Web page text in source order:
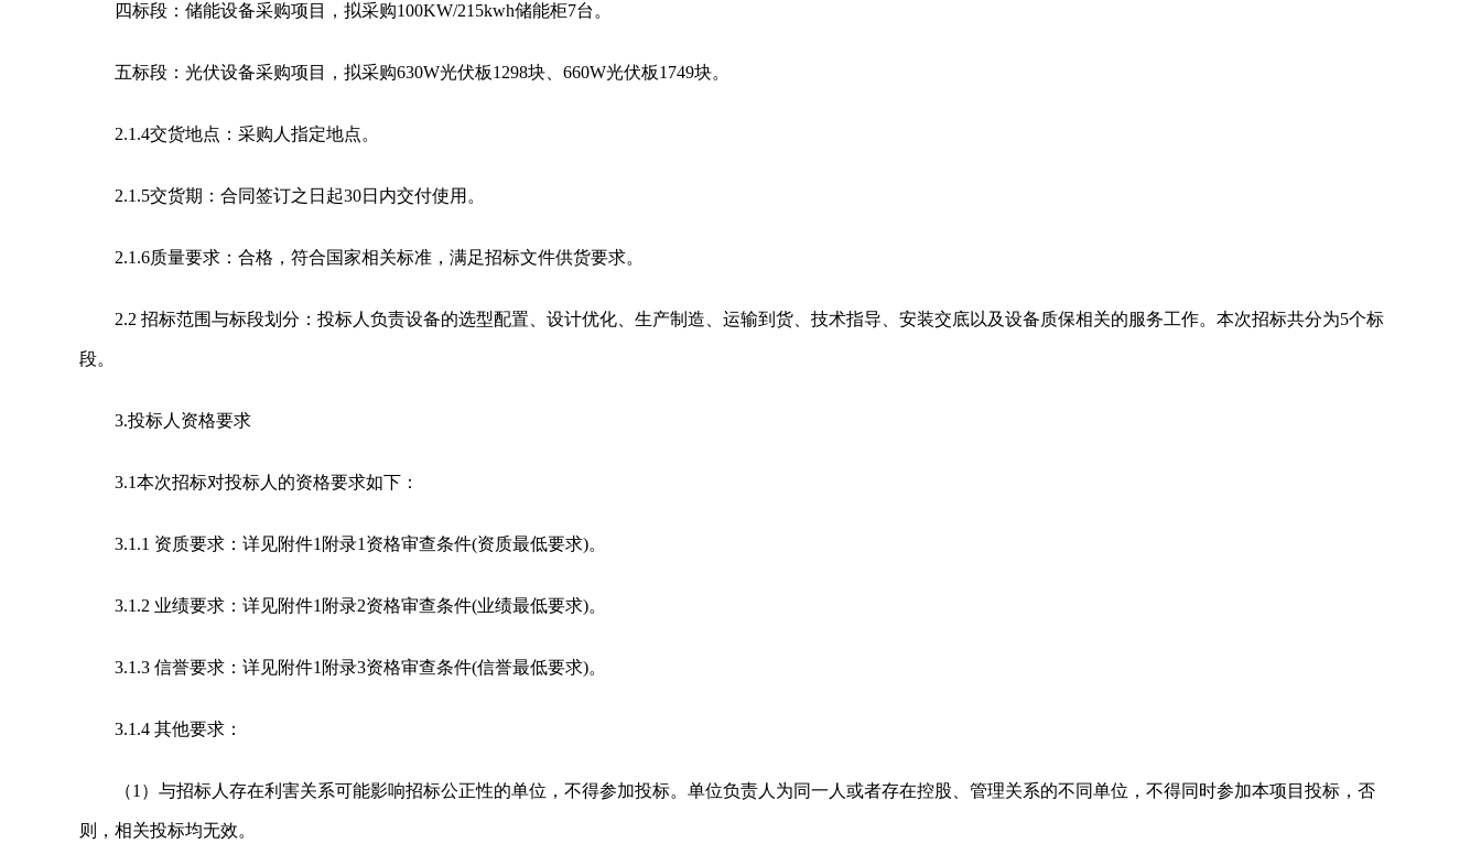
四标段：储能设备采购项目，拟采购100KW/215kwh储能柜7台。
五标段：光伏设备采购项目，拟采购630W光伏板1298块、660W光伏板1749块。
2.1.4交货地点：采购人指定地点。
2.1.5交货期：合同签订之日起30日内交付使用。
2.1.6质量要求：合格，符合国家相关标准，满足招标文件供货要求。
2.2 招标范围与标段划分：投标人负责设备的选型配置、设计优化、生产制造、运输到货、技术指导、安装交底以及设备质保相关的服务工作。本次招标共分为5个标
段。
3.投标人资格要求
3.1本次招标对投标人的资格要求如下：
3.1.1 资质要求：详见附件1附录1资格审查条件(资质最低要求)。
3.1.2 业绩要求：详见附件1附录2资格审查条件(业绩最低要求)。
3.1.3 信誉要求：详见附件1附录3资格审查条件(信誉最低要求)。
3.1.4 其他要求：
（1）与招标人存在利害关系可能影响招标公正性的单位，不得参加投标。单位负责人为同一人或者存在控股、管理关系的不同单位，不得同时参加本项目投标，否
则，相关投标均无效。